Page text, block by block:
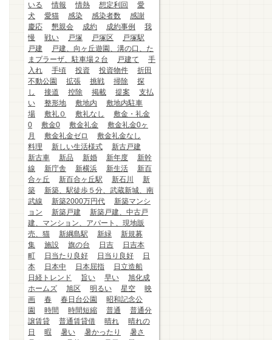
いる
情報 情熱 想定利回
愛
犬
愛猫 感染 感染者数
感謝
慶応
懇親会 成約 成約事例
我
慢
戦い 戸塚 戸塚区
戸塚駅
戸建
戸建、向ヶ丘遊園、溝の口、た
まプラーザ、駐車場２台
戸建て
手
入れ
手頃 投資 投資物件
折田
不動公園
拡張 挑戦 掃除
探
し
接道 控除 掲載 提案
支払
い
整形地 敷地内
敷地内駐車
場
敷礼０ 敷礼なし
敷金・礼金
0
敷金0 敷金礼金
敷金礼金0ヶ
月
敷金礼金ゼロ
敷金礼金なし
料理
新しい生活様式
新古戸建
新古車
新品 新婚 新年度
新幹
線
新庁舎 新横浜 新生活
新百
合ヶ丘
新百合ヶ丘駅 新石川
新
築
新築、駅徒歩５分、武蔵新城、南
武線
新築2000万円代
新築マンシ
ョン
新築戸建
新築戸建、中古戸
建、マンション、アパート、現地販
売、猫
新綱島駅 新緑
新規募
集
施設 旗の台 日吉
日吉本
町
日当たり良好 日当り良好
日
本
日本中 日本屈指
日立造船
日経トレンド
旨い 早い
旭化成
ホームズ
旭区 明るい 星空
映
画
春 春日台公園
昭和記念公
園
時間 時間短縮 普通
普通分
譲賃貸
普通賃貸借 晴れ
晴れの
日
暇 暑い 暑かったり
暑さ